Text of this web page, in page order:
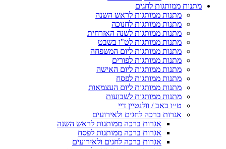
מתנות ממותגות לחגים
מתנות ממותגות לראש השנה
מתנות ממותגות לחנוכה
מתנות ממותגות לשנה האזרחית
מתנות ממותגות לט"ו בשבט
מתנות ממותגות ליום המשפחה
מתנות ממותגות לפורים
מתנות ממותגות ליום האישה
מתנות ממותגות לפסח
מתנות ממותגות ליום העצמאות
מתנות ממותגות לשבועות
ט׳׳ו באב / וולנטיין דיי
אגרות ברכה לחגים ולאירועים
אגרות ברכה ממותגות לראש השנה
אגרות ברכה ממותגות לפסח
אגרות ברכה לחגים ולאירועים